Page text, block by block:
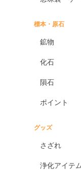
標本・原石
鉱物
化石
隕石
ポイント
グッズ
さざれ
浄化アイテム